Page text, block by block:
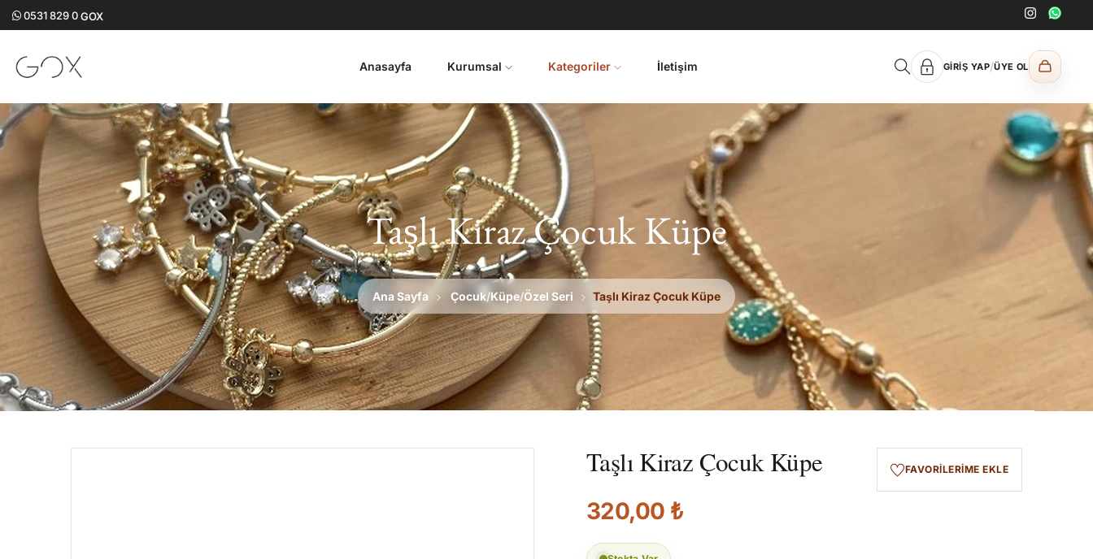
0531 829 0GOX
Anasayfa Kurumsal Kategoriler İletişim GIRIŞ YAP/ÜYE OL
Taşlı Kiraz Çocuk Küpe
Ana Sayfa Çocuk/Küpe/Özel Seri Taşlı Kiraz Çocuk Küpe
Taşlı Kiraz Çocuk Küpe FAVORILERIME EKLE
320,00 ₺